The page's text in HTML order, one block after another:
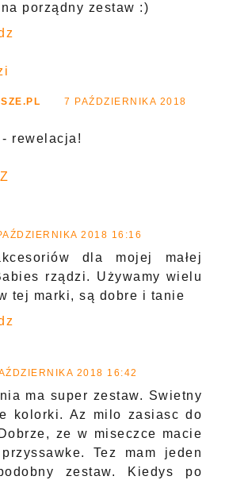
porządny zestaw :)
7 PAŹDZIERNIKA 2018
rewelacja!
2018 16:16
dla mojej małej
rządzi. Używamy wielu
tej marki, są dobre i tanie
2018 16:42
ma super zestaw. Swietny
kolorki. Az milo zasiasc do
ze w miseczce macie
Tez mam jeden
zestaw. Kiedys po